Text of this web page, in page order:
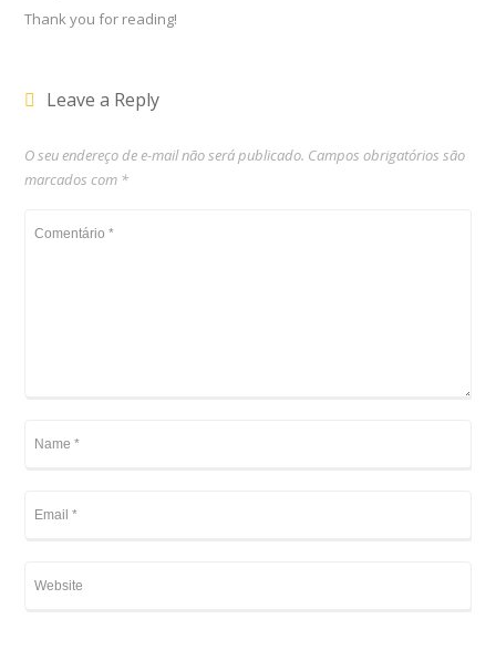
Thank you for reading!
Leave a Reply
O seu endereço de e-mail não será publicado. Campos obrigatórios são
marcados com *